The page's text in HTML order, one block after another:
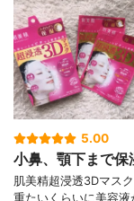
5.00
小鼻、顎下まで保
肌美精超浸透3Dマス
重たいくらいに美容